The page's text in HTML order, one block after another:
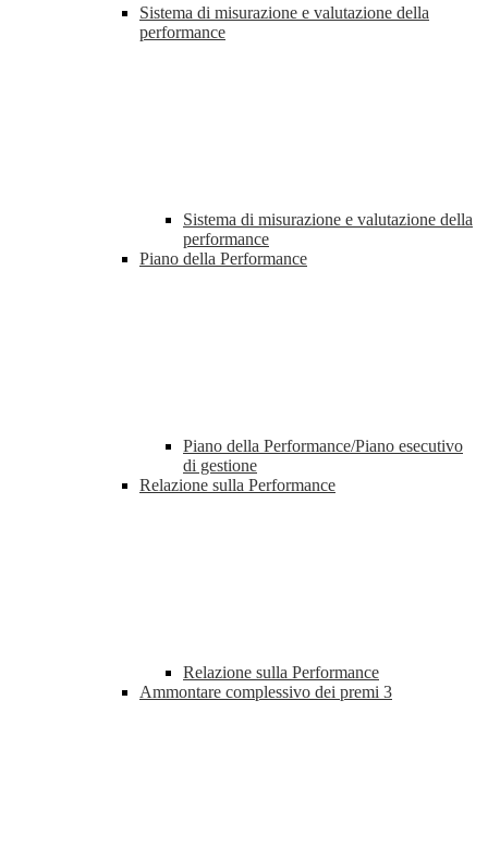
Sistema di misurazione e valutazione della
performance
Sistema di misurazione e valutazione della
performance
Piano della Performance
Piano della Performance/Piano esecutivo
di gestione
Relazione sulla Performance
Relazione sulla Performance
Ammontare complessivo dei premi 3